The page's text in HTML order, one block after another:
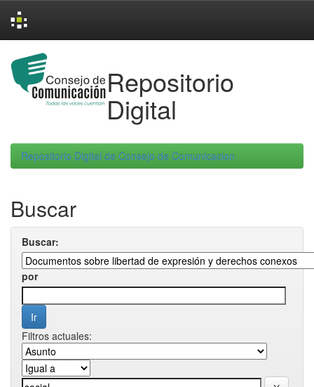
navigation
Repositorio
Digital
Repositorio Digital de Consejo de Comunicacion
Buscar
Buscar:
por
Filtros actuales: